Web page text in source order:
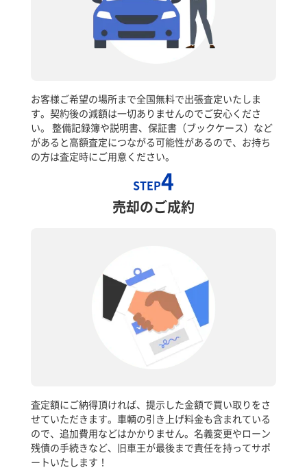
お客様ご希望の場所まで全国無料で出張査定いたしま
す。契約後の減額は一切ありませんのでご安心くださ
い。 整備記録簿や説明書、保証書（ブックケース）など
があると高額査定につながる可能性があるので、お持ち
の方は査定時にご用意ください。
STEP4
売却のご成約
査定額にご納得頂ければ、提示した金額で買い取りをさ
せていただきます。車輌の引き上げ料金も含まれている
ので、追加費用などはかかりません。名義変更やローン
残債の手続きなど、旧車王が最後まで責任を持ってサポ
ートいたします！